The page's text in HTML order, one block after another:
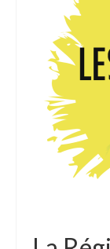
Adhérer
PROJETS
LE
Les